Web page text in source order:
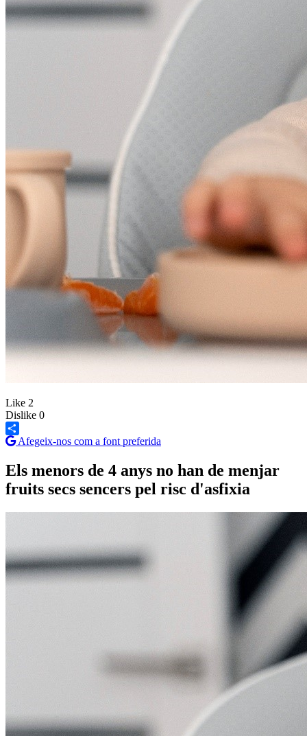
Like 2
Dislike 0
Share
Afegeix-nos com a font preferida
Els menors de 4 anys no han de menjar
fruits secs sencers pel risc d'asfixia